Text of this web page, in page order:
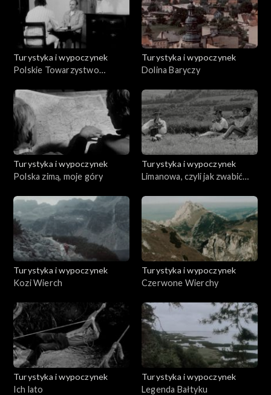
Turystyka i wypoczynek
Polskie Towarzystwo
Turystyka i wypoczynek
Dolina Baryczy
Turystyka i wypoczynek
Polska zimą, moje góry
Turystyka i wypoczynek
Limanowa, czyli jak zwabić
Turystyka i wypoczynek
Kozi Wierch
Turystyka i wypoczynek
Czerwone Wierchy
Turystyka i wypoczynek
Ich lato
Turystyka i wypoczynek
Legenda Bałtyku